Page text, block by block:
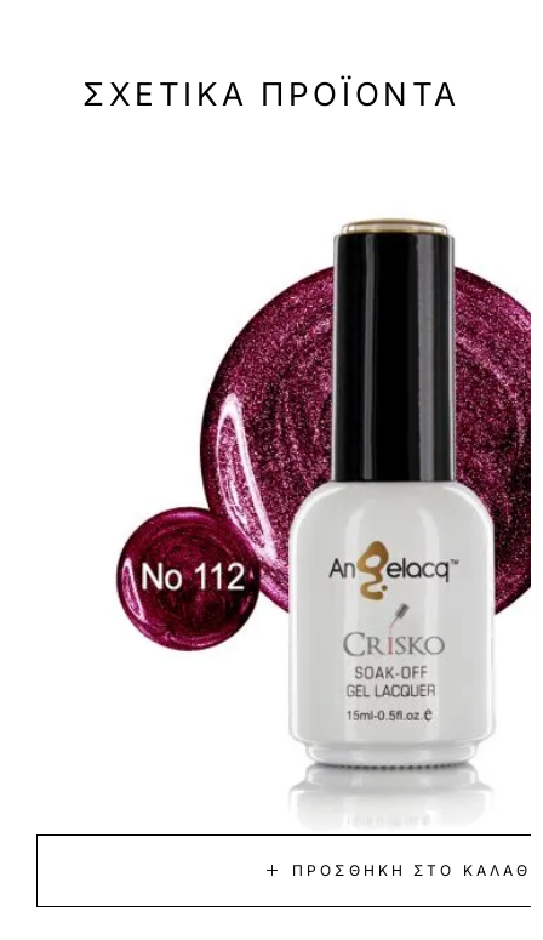
ΣΧΕΤΙΚΆ ΠΡΟΪΌΝΤΑ
ΠΡΟΣΘΉΚΗ ΣΤΟ ΚΑΛΆΘΙ